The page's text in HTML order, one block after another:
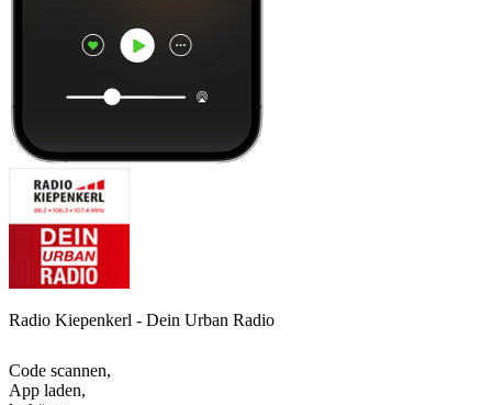
Radio Kiepenkerl - Dein Urban Radio
Code scannen,
App laden,